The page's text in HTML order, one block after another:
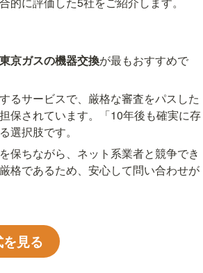
東京ガスの機器交換が最もおすすめで
るサービスで、厳格な審査をパスした
保されています。「10年後も確実に存
択肢です。
保ちながら、ネット系業者と競争でき
格であるため、安心して問い合わせが
見る